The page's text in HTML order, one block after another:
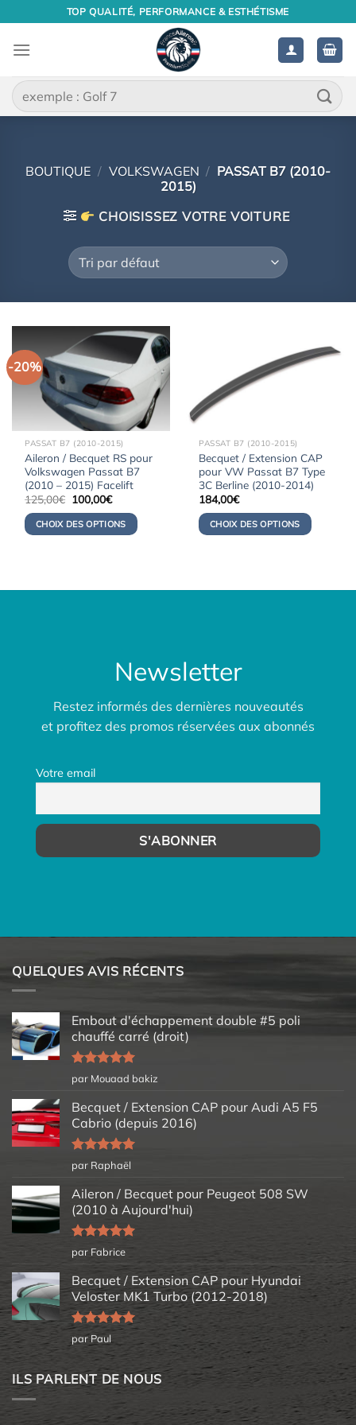
contenu
TOP QUALITÉ, PERFORMANCE & ESTHÉTISME
Recherche
pour :
BOUTIQUE / VOLKSWAGEN / PASSAT B7 (2010-
2015)
CHOISISSEZ VOTRE VOITURE
-20%
PASSAT B7 (2010-2015)
Aileron / Becquet RS pour
Volkswagen Passat B7
(2010 – 2015) Facelift
125,00€ Le
prix
initial
était :
125,00€.
100,00€Le
actuel
est :
100,00€.
CHOIX DES OPTIONS
PASSAT B7 (2010-2015)
Becquet / Extension CAP
pour VW Passat B7 Type
3C Berline (2010-2014)
184,00€
CHOIX DES OPTIONS
Newsletter
Restez informés des dernières nouveautés
et profitez des promos réservées aux abonnés
Votre email
QUELQUES AVIS RÉCENTS
Embout d'échappement double #5 poli
chauffé carré (droit)
Note5sur
5
par Mouaad bakiz
Becquet / Extension CAP pour Audi A5 F5
Cabrio (depuis 2016)
Note5sur
5
par Raphaël
Aileron / Becquet pour Peugeot 508 SW
(2010 à Aujourd'hui)
Note5sur
5
par Fabrice
Becquet / Extension CAP pour Hyundai
Veloster MK1 Turbo (2012-2018)
Note5sur
5
par Paul
ILS PARLENT DE NOUS